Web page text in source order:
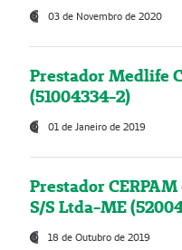
03 de Novembro de 2020
Prestador Medlife
(51004334-2)
01 de Janeiro de 2019
Prestador
S/S Ltda-ME
18 de Outubro de 2019